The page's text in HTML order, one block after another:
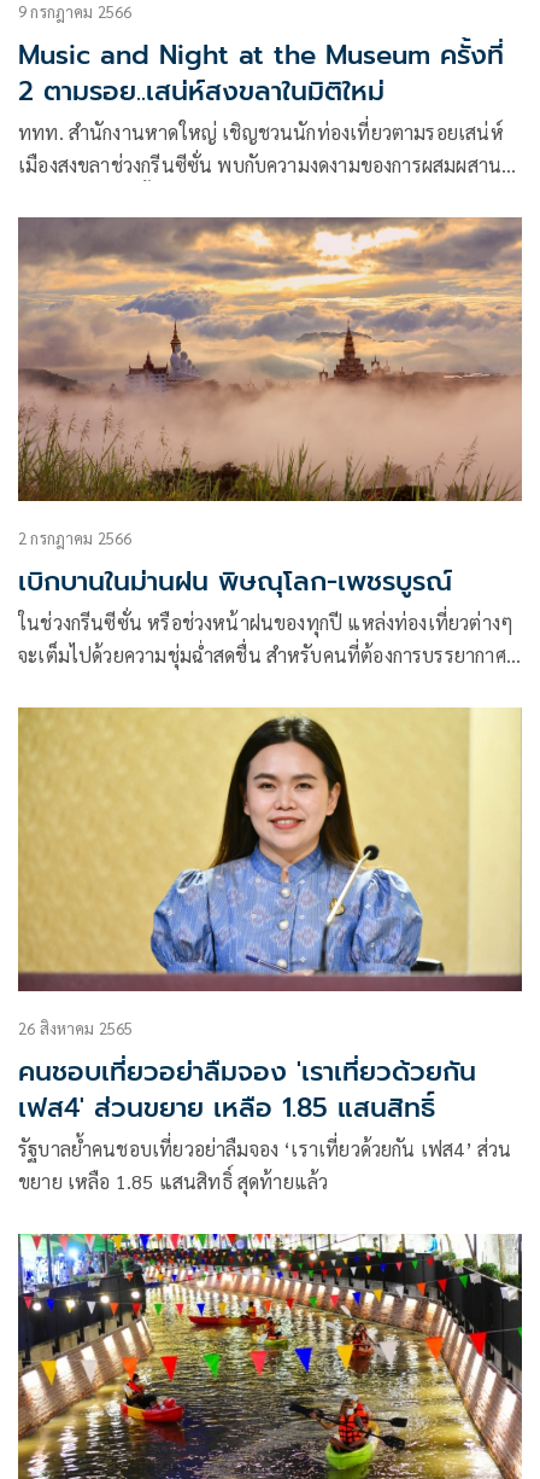
9 กรกฎาคม 2566
Music and Night at the Museum ครั้งที่
2 ตามรอย..เสน่ห์สงขลาในมิติใหม่
ททท. สำนักงานหาดใหญ่ เชิญชวนนักท่องเที่ยวตามรอยเสน่ห์
เมืองสงขลาช่วงกรีนซีซั่น พบกับความงดงามของการผสมผสาน
2 กรกฎาคม 2566
เบิกบานในม่านฝน พิษณุโลก-เพชรบูรณ์
ในช่วงกรีนซีซั่น หรือช่วงหน้าฝนของทุกปี แหล่งท่องเที่ยวต่างๆ
จะเต็มไปด้วยความชุ่มฉ่ำสดชื่น สำหรับคนที่ต้องการบรรยากาศ
เที่ยวในหน้าฝนที่ “พิษณุโลก-เพชรบูรณ์”
26 สิงหาคม 2565
คนชอบเที่ยวอย่าลืมจอง 'เราเที่ยวด้วยกัน
เฟส4' ส่วนขยาย เหลือ 1.85 แสนสิทธิ์
รัฐบาลย้ำคนชอบเที่ยวอย่าลืมจอง ‘เราเที่ยวด้วยกัน เฟส4’ ส่วน
ขยาย เหลือ 1.85 แสนสิทธิ์ สุดท้ายแล้ว